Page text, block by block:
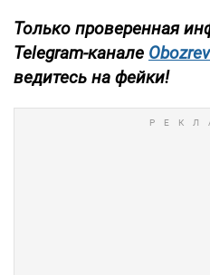
Только проверенная
Telegram-канале
ведитесь на фейки!